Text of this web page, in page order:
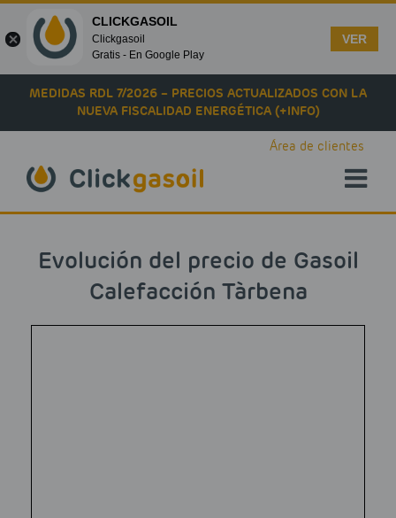
Skip to main content
MEDIDAS RDL 7/2026 – PRECIOS ACTUALIZADOS CON LA
NUEVA FISCALIDAD ENERGÉTICA (+INFO)
Área de clientes
Evolución del precio de Gasoil
Calefacción Tàrbena
CLICKGASOIL
Clickgasoil
Gratis - En Google Play
VER